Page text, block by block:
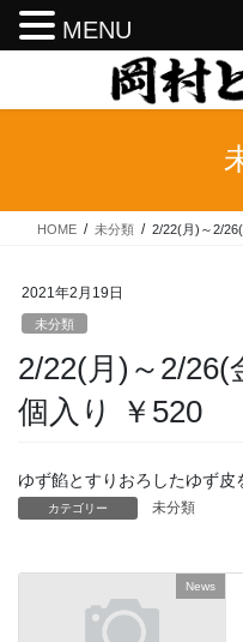
テ
ス
ゲ
ン
HOME 未分類 2/22(月)～2/
2021年2月19日
未分類
2/22(月)～2/
個入り ￥520
ゆず餡とすりおろしたゆず皮
カテゴリー 未分類
News
MENU